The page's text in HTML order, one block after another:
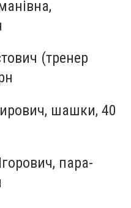
(тренер
шашки, 40
пара-